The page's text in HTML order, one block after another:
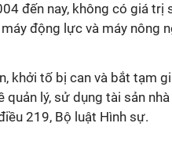
đến nay, không có giá trị
động lực và máy nông
khởi tố bị can và bắt tạm
lý, sử dụng tài sản
219, Bộ luật Hình sự.